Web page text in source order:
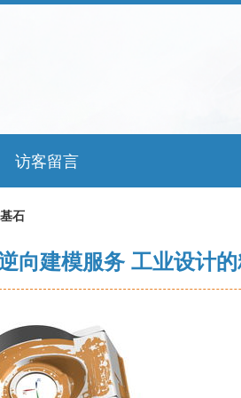
访客留言
石
向建模服务 工业设计